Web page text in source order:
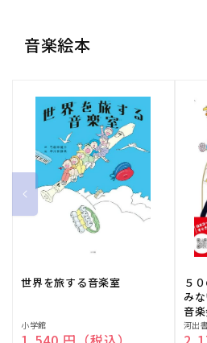
音楽絵本
世界を旅する音楽室
販
小学館
５
み
音
販
河出